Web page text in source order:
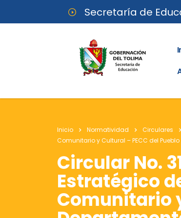
Secretaría de
Inicio Normatividad Circulares
Comunitario y Cultural – PECC del
Circular No.
Estratégico
Comunitario